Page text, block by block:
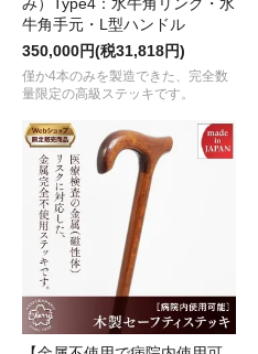
牛角手元・L型ハンドル
350,000円(税31,818円)
僅か4本のみを製造できた、完全数
量限定の高級ステッキです。